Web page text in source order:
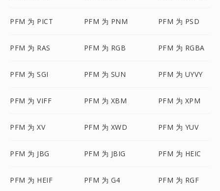
PFM 为 PICT PFM 为 PNM PFM 为 PSD
PFM 为 RAS PFM 为 RGB PFM 为 RGBA
PFM 为 SGI PFM 为 SUN PFM 为 UYVY
PFM 为 VIFF PFM 为 XBM PFM 为 XPM
PFM 为 XV PFM 为 XWD PFM 为 YUV
PFM 为 JBG PFM 为 JBIG PFM 为 HEIC
PFM 为 HEIF PFM 为 G4 PFM 为 RGF